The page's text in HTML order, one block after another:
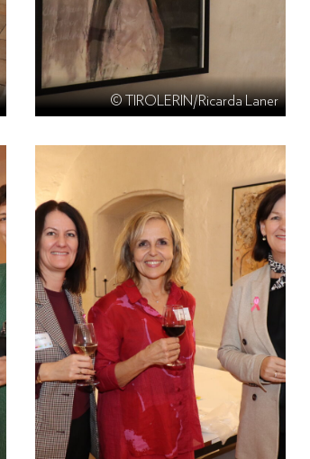
© TIROLERIN/Ricarda Laner